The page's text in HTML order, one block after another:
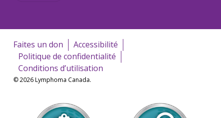
Faites un don
Accessibilité
Politique de confidentialité
Conditions d’utilisation
© 2026 Lymphoma Canada.